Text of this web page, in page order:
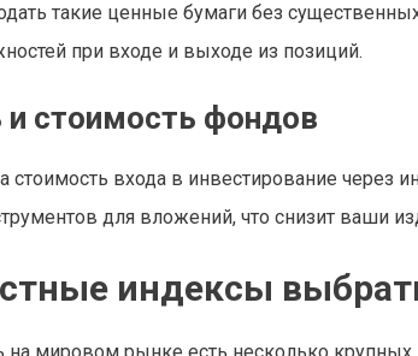
такие ценные бумаги без
при входе и выходе из позиций.
и стоимость фондов
стоимость входа в инвестирование
для вложений, что снизит ваши
индексы